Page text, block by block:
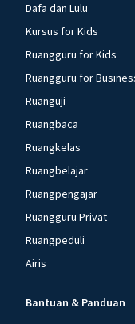
Dafa dan Lulu
Kursus for Kids
Ruangguru for Kids
Ruangguru for
Ruanguji
Ruangbaca
Ruangkelas
Ruangbelajar
Ruangpengajar
Ruangguru Privat
Ruangpeduli
Airis
Bantuan & Panduan